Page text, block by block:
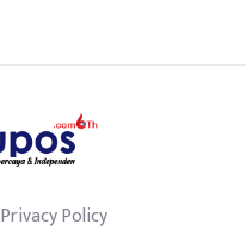
Privacy Policy